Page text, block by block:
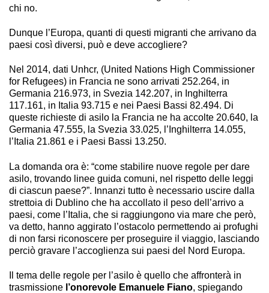
chi no.
Dunque l’Europa, quanti di questi migranti che arrivano da
paesi così diversi, può e deve accogliere?
Nel 2014, dati Unhcr, (United Nations High Commissioner
for Refugees) in Francia ne sono arrivati 252.264, in
Germania 216.973, in Svezia 142.207, in Inghilterra
117.161, in Italia 93.715 e nei Paesi Bassi 82.494. Di
queste richieste di asilo la Francia ne ha accolte 20.640, la
Germania 47.555, la Svezia 33.025, l’Inghilterra 14.055,
l’Italia 21.861 e i Paesi Bassi 13.250.
La domanda ora è: “come stabilire nuove regole per dare
asilo, trovando linee guida comuni, nel rispetto delle leggi
di ciascun paese?”. Innanzi tutto è necessario uscire dalla
strettoia di Dublino che ha accollato il peso dell’arrivo a
paesi, come l’Italia, che si raggiungono via mare che però,
va detto, hanno aggirato l’ostacolo permettendo ai profughi
di non farsi riconoscere per proseguire il viaggio, lasciando
perciò gravare l’accoglienza sui paesi del Nord Europa.
Il tema delle regole per l’asilo è quello che affronterà in
trasmissione l’onorevole Emanuele Fiano, spiegando